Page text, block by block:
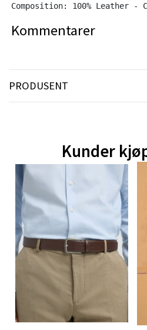
Composition: 100% Leather -
Kommentarer
PRODUSENT
Kunder